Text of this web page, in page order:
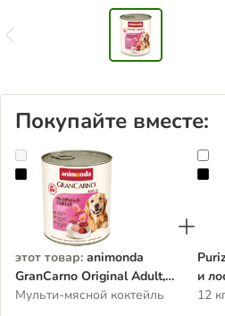
Покупайте вместе:
animonda GranCarno Original
этот товар: animonda
GranCarno Original Adult,
24 x 800 г
Мульти-мясной коктейль
и
12